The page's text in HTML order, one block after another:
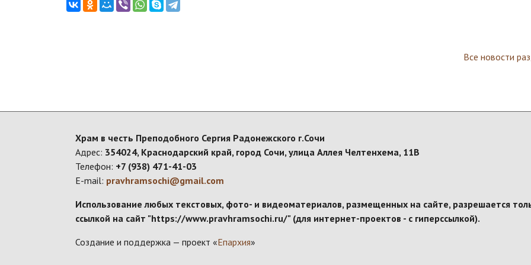
Все новости
Храм в честь Преподобного Сергия Радонежского г.Сочи
Адрес: 354024, Краснодарский край, город Сочи, улица Аллея Челтенхема, 11В
Телефон: +7 (938) 471-41-03
E-mail: pravhramsochi@gmail.com
Использование любых текстовых, фото- и видеоматериалов, размещенных на сайте, разрешается
ссылкой на сайт "https://www.pravhramsochi.ru/" (для интернет-проектов - с гиперссылкой).
Создание и поддержка — проект «Епархия»